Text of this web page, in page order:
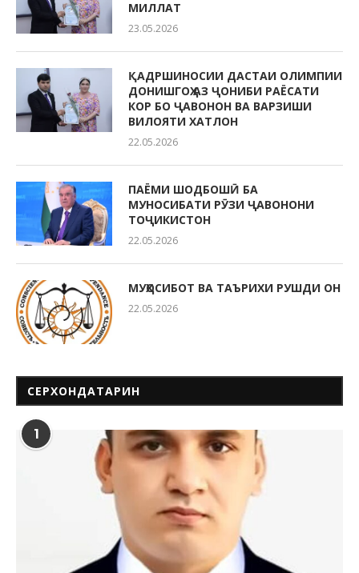
МИЛЛАТ
23.05.2026
ҚАДРШИНОСИИ ДАСТАИ ОЛИМПИИ
ДОНИШГОҲ АЗ ҶОНИБИ РАЁСАТИ
КОР БО ҶАВОНОН ВА ВАРЗИШИ
ВИЛОЯТИ ХАТЛОН
22.05.2026
ПАЁМИ ШОДБОШӢ БА
МУНОСИБАТИ РӮЗИ ҶАВОНОНИ
ТОҶИКИСТОН
22.05.2026
МУҲОСИБОТ ВА ТАЪРИХИ РУШДИ ОН
22.05.2026
СЕРХОНДАТАРИН
1